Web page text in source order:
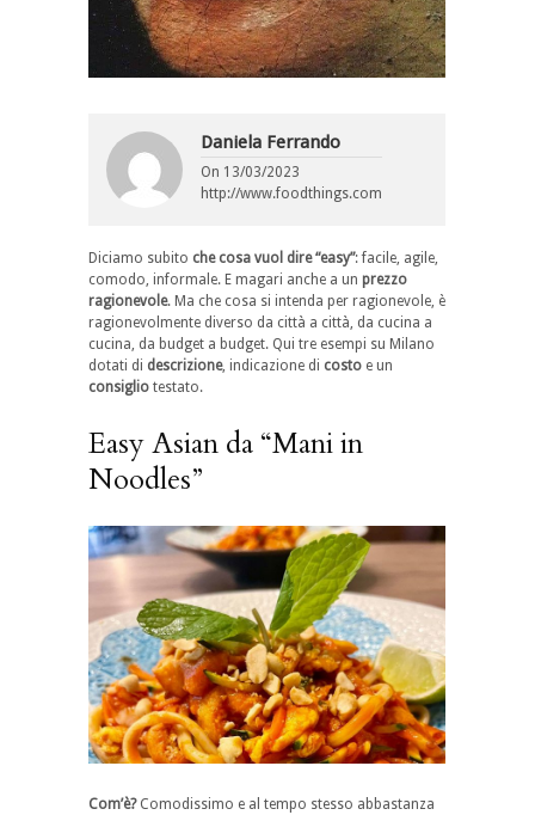
Daniela Ferrando
On 13/03/2023
http://www.foodthings.com
Diciamo subito che cosa vuol dire “easy”: facile, agile,
comodo, informale. E magari anche a un prezzo
ragionevole. Ma che cosa si intenda per ragionevole, è
ragionevolmente diverso da città a città, da cucina a
cucina, da budget a budget. Qui tre esempi su Milano
dotati di descrizione, indicazione di costo e un
consiglio testato.
Easy Asian da “Mani in
Noodles”
Com’è?Comodissimo e al tempo stesso abbastanza